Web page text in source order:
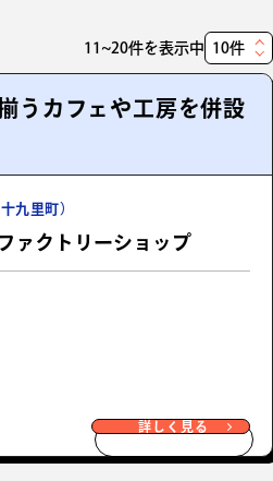
11~20件を表示中
表
件
うカフェや工房を併設
九里町）
ァクトリーショップ
詳しく見る